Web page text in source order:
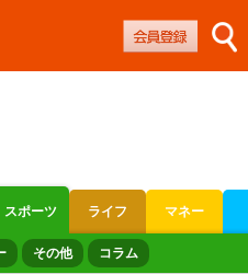
スポーツ ライフ マネー
その他 コラム